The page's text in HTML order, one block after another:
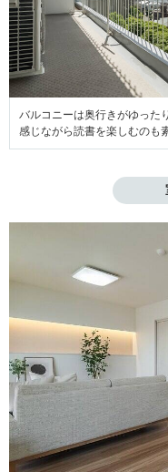
バルコニーは奥行きがゆった
感じながら読書を楽しむのも